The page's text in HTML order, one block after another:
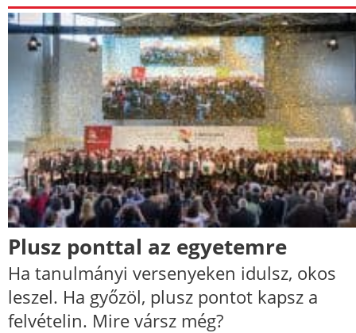
Plusz ponttal az egyetemre
Ha tanulmányi versenyeken idulsz, okos
leszel. Ha győzöl, plusz pontot kapsz a
felvételin. Mire vársz még?